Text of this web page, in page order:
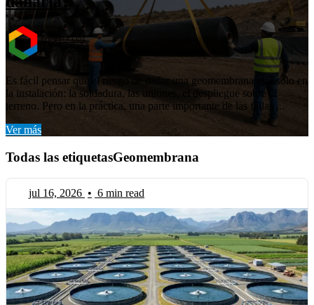
Equipo LDM
Es fácil pensar que el riesgo de dañar una geomembrana está solo en
la instalación: la soldadura, las uniones, el despliegue sobre el
terreno. Pero en la práctica, una parte importante de las fallas ...
Ver más
Todas las etiquetasGeomembrana
jul 16, 2026 • 6 min read